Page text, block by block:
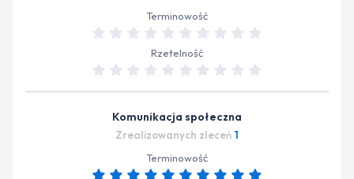
Terminowość
Rzetelność
Komunikacja społeczna
Zrealizowanych zleceń 1
Terminowość